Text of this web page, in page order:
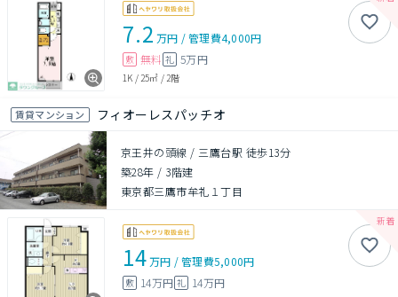
7.2 万円 /管理費4,000円
敷 無料 礼 5万円
1K /25㎡ /2階
賃貸マンション フィオーレスパッチオ
京王井の頭線 / 三鷹台駅 徒歩13分
築28年 / 3階建
東京都三鷹市牟礼１丁目
14万円 /管理費5,000円
敷 14万円 礼 14万円